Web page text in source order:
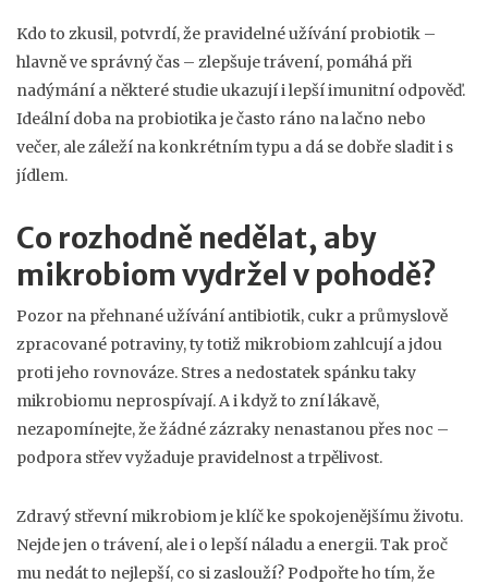
Kdo to zkusil, potvrdí, že pravidelné užívání probiotik –
hlavně ve správný čas – zlepšuje trávení, pomáhá při
nadýmání a některé studie ukazují i lepší imunitní odpověď.
Ideální doba na probiotika je často ráno na lačno nebo
večer, ale záleží na konkrétním typu a dá se dobře sladit i s
jídlem.
Co rozhodně nedělat, aby
mikrobiom vydržel v pohodě?
Pozor na přehnané užívání antibiotik, cukr a průmyslově
zpracované potraviny, ty totiž mikrobiom zahlcují a jdou
proti jeho rovnováze. Stres a nedostatek spánku taky
mikrobiomu neprospívají. A i když to zní lákavě,
nezapomínejte, že žádné zázraky nenastanou přes noc –
podpora střev vyžaduje pravidelnost a trpělivost.
Zdravý střevní mikrobiom je klíč ke spokojenějšímu životu.
Nejde jen o trávení, ale i o lepší náladu a energii. Tak proč
mu nedát to nejlepší, co si zaslouží? Podpořte ho tím, že